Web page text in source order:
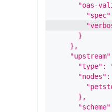
"oas-
      }
    },
"type":
"nodes":
      },